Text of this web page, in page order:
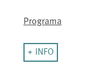
Programa
+ INFO